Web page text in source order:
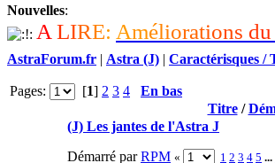
Nouvelles:
A LIRE: Améliorations du
AstraForum.fr | Astra (J) | Caractérisques /
Pages: [1] 2 3 4
En bas
Titre/
(J) Les jantes de l'Astra J
Démarré parRPM « 1 2 3 4 5 ...